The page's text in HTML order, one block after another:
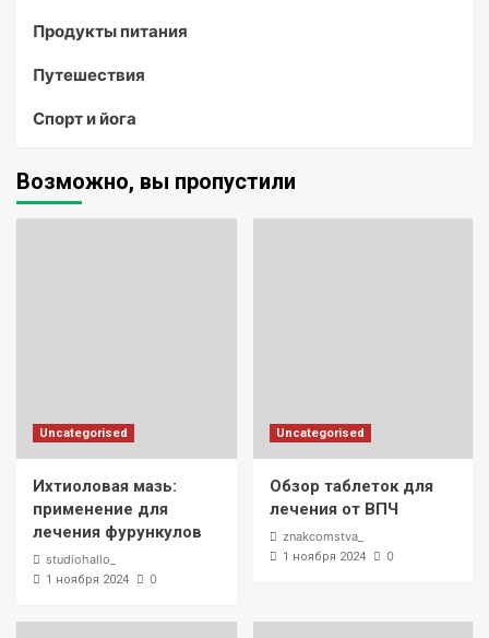
Продукты питания
Путешествия
Спорт и йога
Возможно, вы пропустили
Uncategorised
Ихтиоловая мазь:
применение для
лечения фурункулов
studiohallo_
1 ноября 2024 0
Uncategorised
Обзор таблеток для
лечения от ВПЧ
znakcomstva_
1 ноября 2024 0